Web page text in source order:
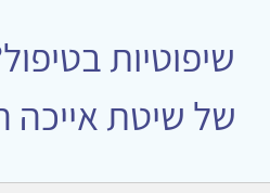
שיפוטיות
של שיטת